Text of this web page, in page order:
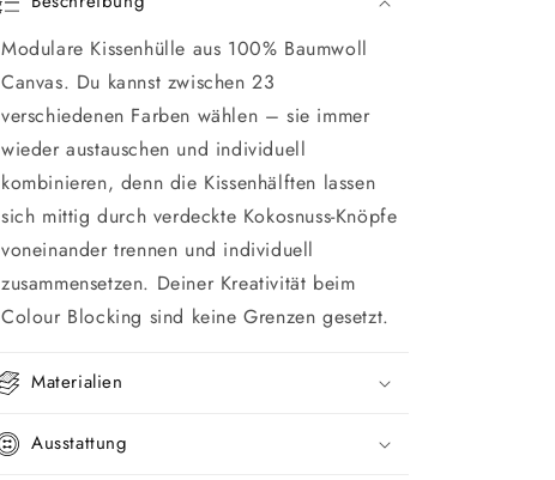
Modulare Kissenhülle aus 100% Baumwoll
Canvas. Du kannst zwischen 23
verschiedenen Farben wählen – sie immer
wieder austauschen und individuell
kombinieren, denn die Kissenhälften lassen
sich mittig durch verdeckte Kokosnuss-Knöpfe
voneinander trennen und individuell
zusammensetzen. Deiner Kreativität beim
Colour Blocking sind keine Grenzen gesetzt.
Materialien
Ausstattung